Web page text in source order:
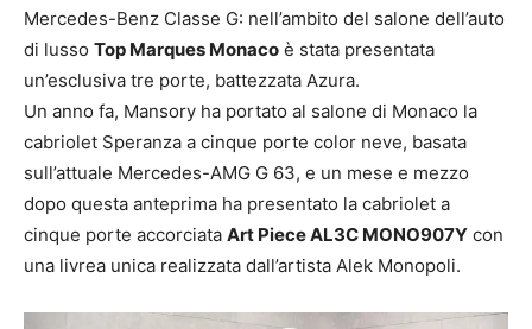
Mercedes-Benz Classe G: nell’ambito del salone dell’auto
di lusso Top Marques Monaco è stata presentata
un’esclusiva tre porte, battezzata Azura.
Un anno fa, Mansory ha portato al salone di Monaco la
cabriolet Speranza a cinque porte color neve, basata
sull’attuale Mercedes-AMG G 63, e un mese e mezzo
dopo questa anteprima ha presentato la cabriolet a
cinque porte accorciata Art Piece AL3C MONO907Y con
una livrea unica realizzata dall’artista Alek Monopoli.